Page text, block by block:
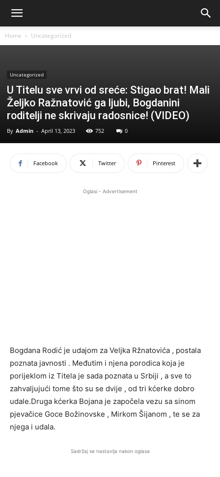
Home Uncategorized
Uncategorized
U Titelu sve vrvi od sreće: Stigao brat! Mali
Željko Ražnatović ga ljubi, Bogdanini
roditelji ne skrivaju radosnice! (VIDEO)
By Admin - April 13, 2023 752 0
Facebook Twitter Pinterest
Oglasi - Advertisement
Bogdana Rodić je udajom za Veljka Ržnatovića , postala
poznata javnosti . Međutim i njena porodica koja je
porijeklom iz Titela je sada poznata u Srbiji , a sve to
zahvaljujući tome što su se dvije , od tri kćerke dobro
udale.Druga kćerka Bojana je započela vezu sa sinom
pjevačice Goce Božinovske , Mirkom Šijanom , te se za
njega i udala.
Sadržaj se nastavlja nakon oglasa